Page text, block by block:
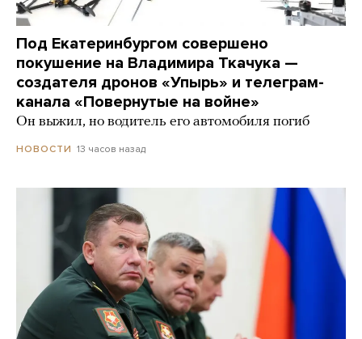
Под Екатеринбургом совершено
покушение на Владимира Ткачука —
создателя дронов «Упырь» и телеграм-
канала «Повернутые на войне»
Он выжил, но водитель его автомобиля погиб
НОВОСТИ 13 часов назад